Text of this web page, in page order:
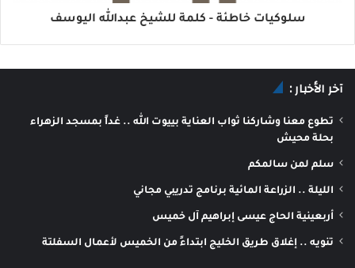
سلوكيات خاطئة - كلمة للشيخ عبدالله اليوسف
آخر الأخبار :
تطوع معنا وشاركنا ثواب العناية بييوت الله .. غداً بمسجد الزهراء
بحلة محيش
سلم لمن سالمكم
الليلة .. الزراعة المائية برنامج تدريبي مجاني
أربعينية الحاج عيسى إبراهيم آل خميس
تنويه .. إغلاق طريق الخليج ابتداءً من الخميس لأعمال السفلتة